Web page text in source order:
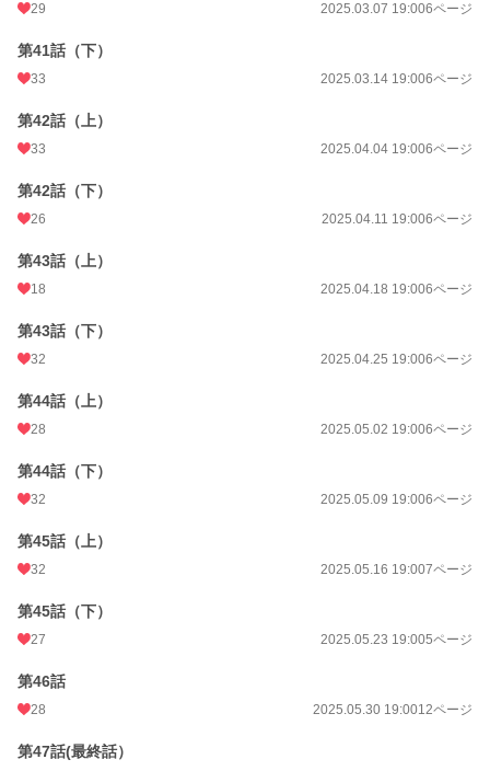
29 2025.03.07 19:006ページ
第41話（下）
33 2025.03.14 19:006ページ
第42話（上）
33 2025.04.04 19:006ページ
第42話（下）
26 2025.04.11 19:006ページ
第43話（上）
18 2025.04.18 19:006ページ
第43話（下）
32 2025.04.25 19:006ページ
第44話（上）
28 2025.05.02 19:006ページ
第44話（下）
32 2025.05.09 19:006ページ
第45話（上）
32 2025.05.16 19:007ページ
第45話（下）
27 2025.05.23 19:005ページ
第46話
28 2025.05.30 19:0012ページ
第47話(最終話）